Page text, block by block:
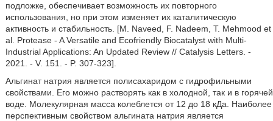
подложке, обеспечивает возможность их повторного
использования, но при этом изменяет их каталитическую
активность и стабильность. [М. Naveed, F. Nadeem, Т. Mehmood et
al. Protease - A Versatile and Ecofriendly Biocatalyst with Multi-
Industrial Applications: An Updated Review // Catalysis Letters. -
2021. - V. 151. - P. 307-323].
Альгинат натрия является полисахаридом с гидрофильными
свойствами. Его можно растворять как в холодной, так и в горячей
воде. Молекулярная масса колеблется от 12 до 18 кДа. Наиболее
перспективным свойством альгината натрия является